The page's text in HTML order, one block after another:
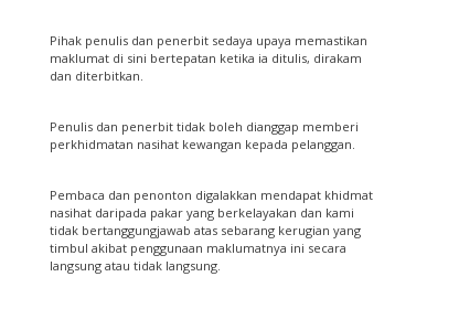
Pihak penulis dan penerbit sedaya upaya memastikan
maklumat di sini bertepatan ketika ia ditulis, dirakam
dan diterbitkan.
Penulis dan penerbit tidak boleh dianggap memberi
perkhidmatan nasihat kewangan kepada pelanggan.
Pembaca dan penonton digalakkan mendapat khidmat
nasihat daripada pakar yang berkelayakan dan kami
tidak bertanggungjawab atas sebarang kerugian yang
timbul akibat penggunaan maklumatnya ini secara
langsung atau tidak langsung.